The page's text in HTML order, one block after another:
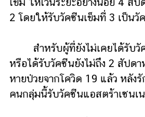
2 โดยให้รับวัคซีนเข็มที่ 3 เป็นวั
สำหรับผู้ที่ยังไม่เคยได้รับ
หรือได้รับวัคซีนยังไม่ถึง 2 สัปด
หายป่วยจากโควิด 19 แล้ว หลัง
คนกลุ่มนี้รับวัคซีนแอสตร้าเซนเ